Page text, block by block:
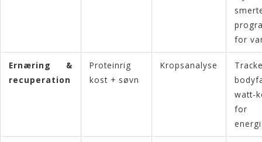
for
Ernæring &
recuperation
Proteinrig
kost + søvn
Kropsanalyse
watt-
for